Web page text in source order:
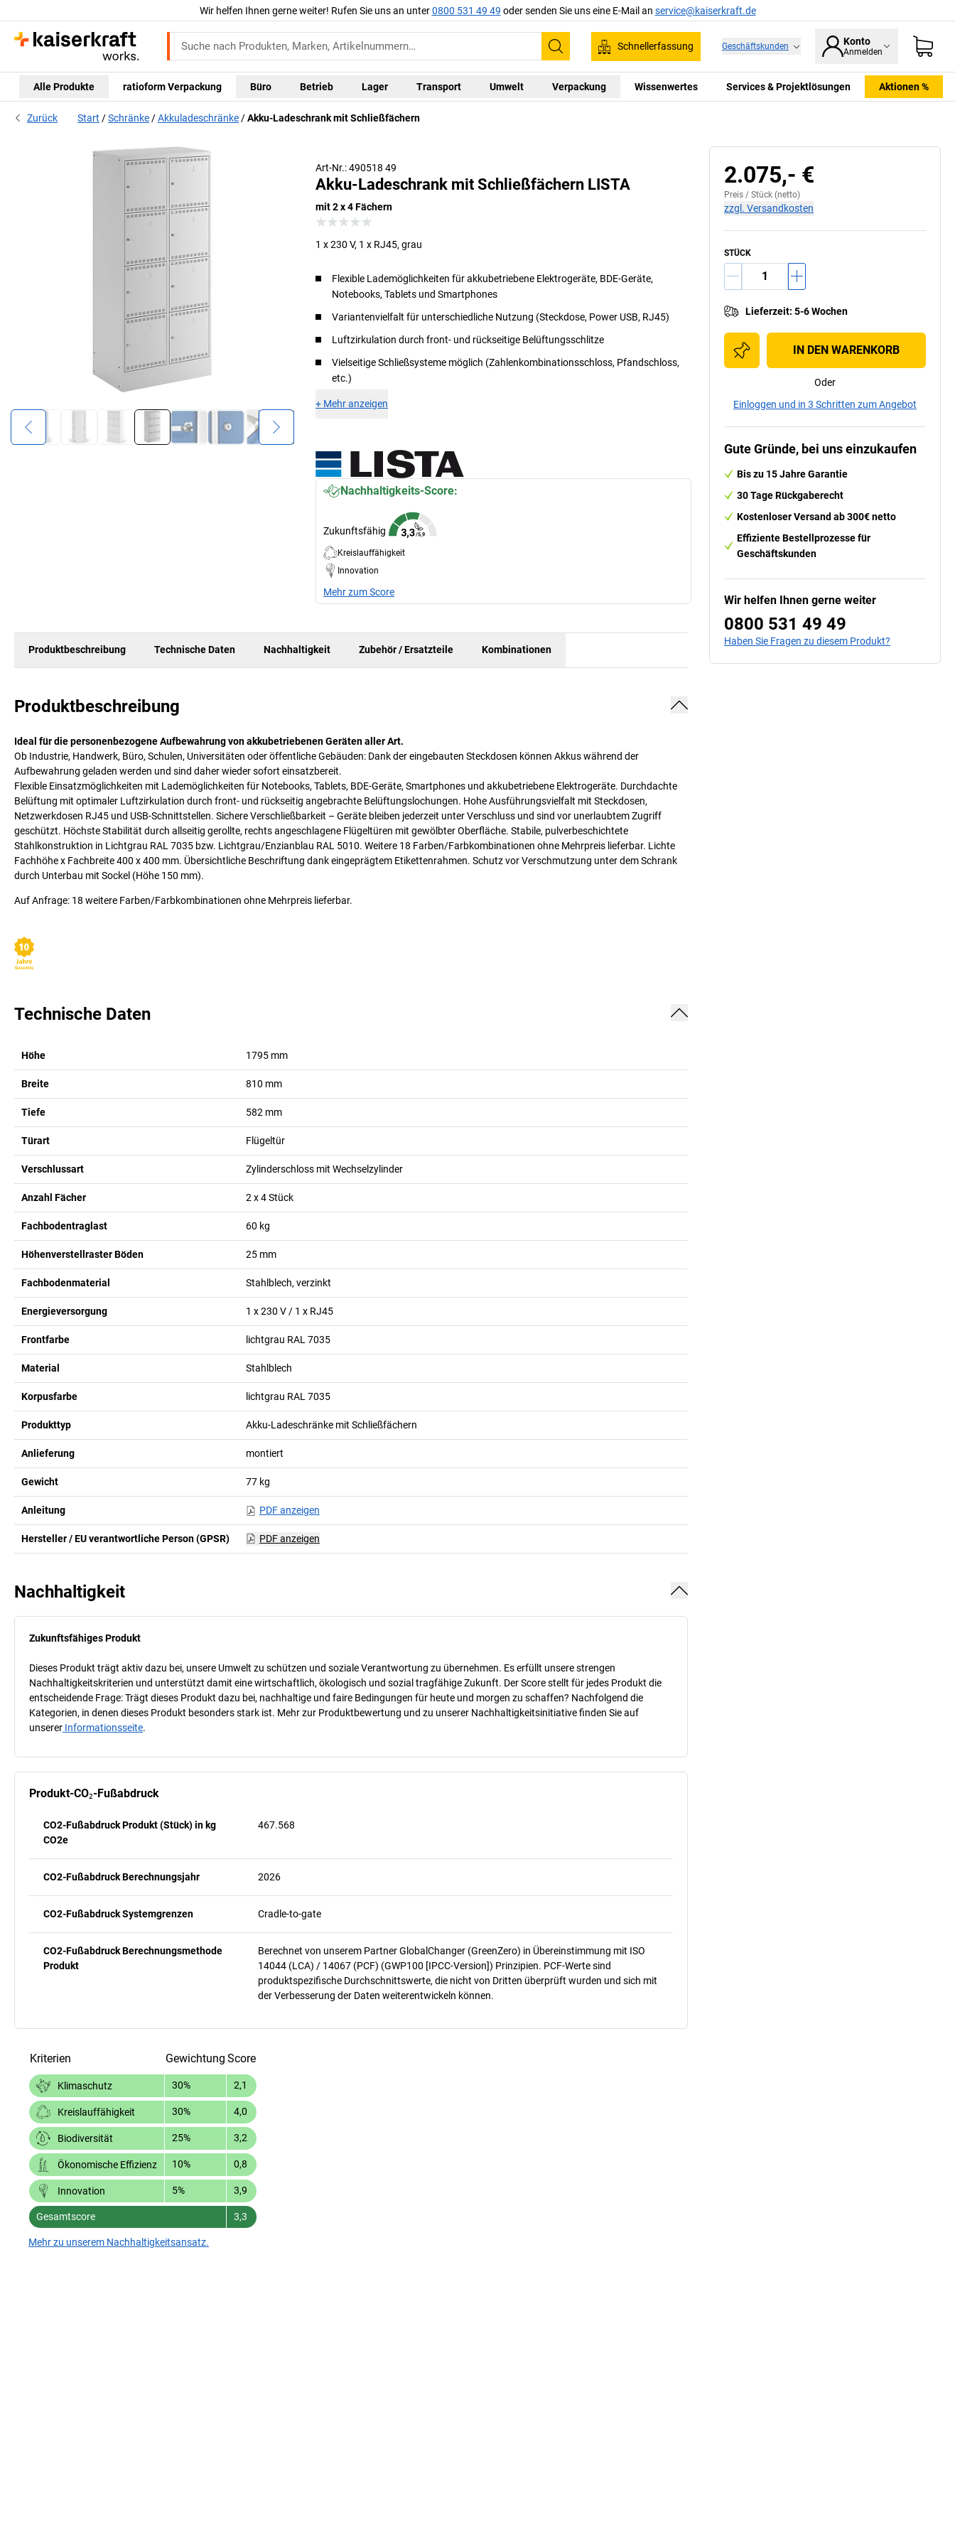
Wir helfen Ihnen gerne weiter! Rufen Sie uns an unter0800 531 49 49 oder senden Sie uns eine E-Mail an service@kaiserkraft.de
Suchen
Schnellerfassung Geschäftskunden Konto
Anmelden
Alle Produkte ratioform Verpackung Büro Betrieb Lager Transport Umwelt Verpackung Wissenwertes Services & Projektlösungen Aktionen %
Zurück Start Schränke Akkuladeschränke Akku-Ladeschrank mit Schließfächern
Art-Nr.: 490518 49
Akku-Ladeschrank mit Schließfächern LISTA
mit 2 x 4 Fächern
1 x 230 V, 1 x RJ45, grau
Flexible Lademöglichkeiten für akkubetriebene Elektrogeräte, BDE-Geräte,
Notebooks, Tablets und Smartphones
Variantenvielfalt für unterschiedliche Nutzung (Steckdose, Power USB, RJ45)
Luftzirkulation durch front- und rückseitige Belüftungsschlitze
Vielseitige Schließsysteme möglich (Zahlenkombinationsschloss, Pfandschloss,
etc.)
+ Mehr anzeigen
Nachhaltigkeits-Score:
Zukunftsfähig
Kreislauffähigkeit
Innovation
Mehr zum Score
Produktbeschreibung Technische Daten Nachhaltigkeit Zubehör / Ersatzteile Kombinationen
Produktbeschreibung
Ideal für die personenbezogene Aufbewahrung von akkubetriebenen Geräten aller Art.
Ob Industrie, Handwerk, Büro, Schulen, Universitäten oder öffentliche Gebäuden: Dank der eingebauten Steckdosen können Akkus während der
Aufbewahrung geladen werden und sind daher wieder sofort einsatzbereit.
Flexible Einsatzmöglichkeiten mit Lademöglichkeiten für Notebooks, Tablets, BDE-Geräte, Smartphones und akkubetriebene Elektrogeräte. Durchdachte
Belüftung mit optimaler Luftzirkulation durch front- und rückseitig angebrachte Belüftungslochungen. Hohe Ausführungsvielfalt mit Steckdosen,
Netzwerkdosen RJ45 und USB-Schnittstellen. Sichere Verschließbarkeit – Geräte bleiben jederzeit unter Verschluss und sind vor unerlaubtem Zugriff
geschützt. Höchste Stabilität durch allseitig gerollte, rechts angeschlagene Flügeltüren mit gewölbter Oberfläche. Stabile, pulverbeschichtete
Stahlkonstruktion in Lichtgrau RAL 7035 bzw. Lichtgrau/Enzianblau RAL 5010. Weitere 18 Farben/Farbkombinationen ohne Mehrpreis lieferbar. Lichte
Fachhöhe x Fachbreite 400 x 400 mm. Übersichtliche Beschriftung dank eingeprägtem Etikettenrahmen. Schutz vor Verschmutzung unter dem Schrank
durch Unterbau mit Sockel (Höhe 150 mm).
Auf Anfrage: 18 weitere Farben/Farbkombinationen ohne Mehrpreis lieferbar.
Technische Daten
Höhe 1795 mm
Breite 810 mm
Tiefe 582 mm
Türart Flügeltür
Verschlussart Zylinderschloss mit Wechselzylinder
Anzahl Fächer 2 x 4Stück
Fachbodentraglast 60 kg
Höhenverstellraster Böden 25 mm
Fachbodenmaterial Stahlblech, verzinkt
Energieversorgung 1 x 230 V / 1 x RJ45
Frontfarbe lichtgrau RAL 7035
Material Stahlblech
Korpusfarbe lichtgrau RAL 7035
Produkttyp Akku-Ladeschränke mit Schließfächern
Anlieferung montiert
Gewicht 77 kg
Anleitung PDF anzeigen
Hersteller / EU verantwortliche Person (GPSR) PDF anzeigen
Nachhaltigkeit
Zukunftsfähiges Produkt
Dieses Produkt trägt aktiv dazu bei, unsere Umwelt zu schützen und soziale Verantwortung zu übernehmen. Es erfüllt unsere strengen
Nachhaltigkeitskriterien und unterstützt damit eine wirtschaftlich, ökologisch und sozial tragfähige Zukunft. Der Score stellt für jedes Produkt die
entscheidende Frage: Trägt dieses Produkt dazu bei, nachhaltige und faire Bedingungen für heute und morgen zu schaffen? Nachfolgend die
Kategorien, in denen dieses Produkt besonders stark ist. Mehr zur Produktbewertung und zu unserer Nachhaltigkeitsinitiative finden Sie auf
unserer Informationsseite.
Produkt-CO₂-Fußabdruck
CO2-Fußabdruck Produkt (Stück) in kg
CO2e
467.568
CO2-Fußabdruck Berechnungsjahr 2026
CO2-Fußabdruck Systemgrenzen Cradle-to-gate
CO2-Fußabdruck Berechnungsmethode
Produkt
Berechnet von unserem Partner GlobalChanger (GreenZero) in Übereinstimmung mit ISO
14044 (LCA) / 14067 (PCF) (GWP100 [IPCC-Version]) Prinzipien. PCF-Werte sind
produktspezifische Durchschnittswerte, die nicht von Dritten überprüft wurden und sich mit
der Verbesserung der Daten weiterentwickeln können.
Kriterien Gewichtung Score
Klimaschutz 30% 2,1
Kreislauffähigkeit 30% 4,0
Biodiversität 25% 3,2
Ökonomische Effizienz 10% 0,8
Innovation 5% 3,9
Gesamtscore 3,3
Mehr zu unserem Nachhaltigkeitsansatz.
2.075,- €
Preis / Stück (netto)
zzgl. Versandkosten
STÜCK
Lieferzeit: 5-6 Wochen
IN DEN WARENKORB
Oder
Einloggen und in 3 Schritten zum Angebot
Gute Gründe, bei uns einzukaufen
Bis zu 15 Jahre Garantie
30 Tage Rückgaberecht
Kostenloser Versand ab 300€ netto
Effiziente Bestellprozesse für
Geschäftskunden
Wir helfen Ihnen gerne weiter
0800 531 49 49
Haben Sie Fragen zu diesem Produkt?